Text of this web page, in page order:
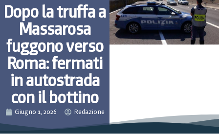
Dopo la truffa a
Massarosa
fuggono verso
Roma: fermati
in autostrada
con il bottino
Giugno 1, 2026 Redazione